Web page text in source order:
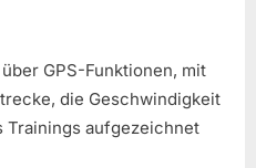
GPS-Funktionen, mit
die Geschwindigkeit
Trainings aufgezeichnet